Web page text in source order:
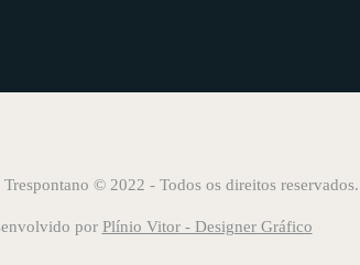
© 2022 - Todos os direitos reservados.
por Plínio Vitor - Designer Gráfico